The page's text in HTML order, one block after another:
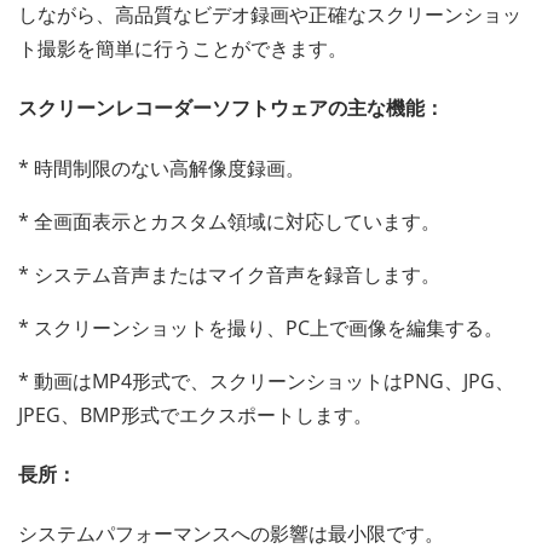
しながら、高品質なビデオ録画や正確なスクリーンショッ
ト撮影を簡単に行うことができます。
スクリーンレコーダーソフトウェアの主な機能：
* 時間制限のない高解像度録画。
* 全画面表示とカスタム領域に対応しています。
* システム音声またはマイク音声を録音します。
* スクリーンショットを撮り、PC上で画像を編集する。
* 動画はMP4形式で、スクリーンショットはPNG、JPG、
JPEG、BMP形式でエクスポートします。
長所：
システムパフォーマンスへの影響は最小限です。